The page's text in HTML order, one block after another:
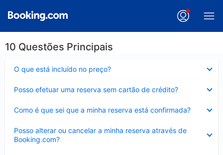
10 Questões Principais
O que está incluído no preço?
fechado
Posso efetuar uma reserva sem cartão de crédito?
fechado
Como é que sei que a minha reserva está confirmada?
fechado
Posso alterar ou cancelar a minha reserva através de
Booking.com?
fechado